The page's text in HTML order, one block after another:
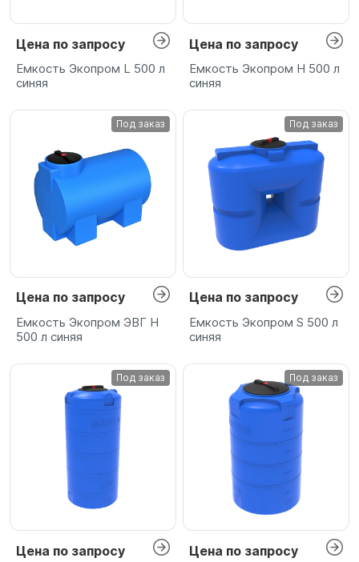
Цена по запросу
Емкость Экопром L 500 л
синяя
Цена по запросу
Емкость Экопром H 500 л
синяя
Под заказ
Цена по запросу
Емкость Экопром ЭВГ H
500 л синяя
Под заказ
Цена по запросу
Емкость Экопром S 500 л
синяя
Под заказ
Цена по запросу
Под заказ
Цена по запросу